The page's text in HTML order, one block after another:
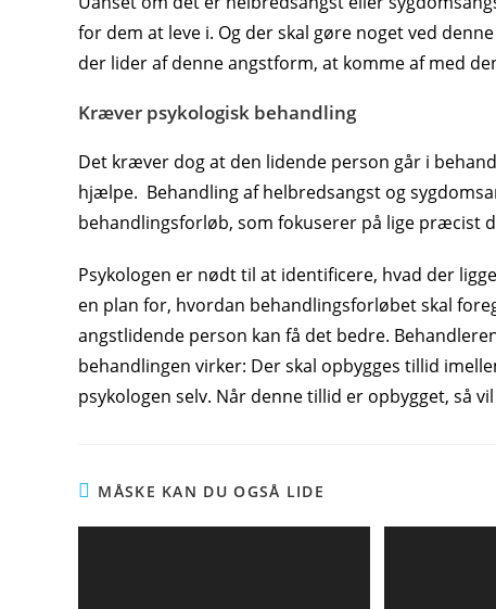
for dem at leve i. Og der skal gøre noget ved
der lider af denne angstform, at komme af med
Kræver psykologisk behandling
Det kræver dog at den lidende person går i
hjælpe. Behandling af helbredsangst og
behandlingsforløb, som fokuserer på lige præcist
Psykologen er nødt til at identificere, hvad der
en plan for, hvordan behandlingsforløbet skal
angstlidende person kan få det bedre.
behandlingen virker: Der skal opbygges tillid
psykologen selv. Når denne tillid er opbygget, så
MÅSKE KAN DU OGSÅ LIDE